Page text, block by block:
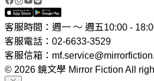
客服時間：週一 ～ 週五10:00 -
客服電話：02-6633-3529
客服信箱：
© 2026 鏡文學 Mirror Fiction All